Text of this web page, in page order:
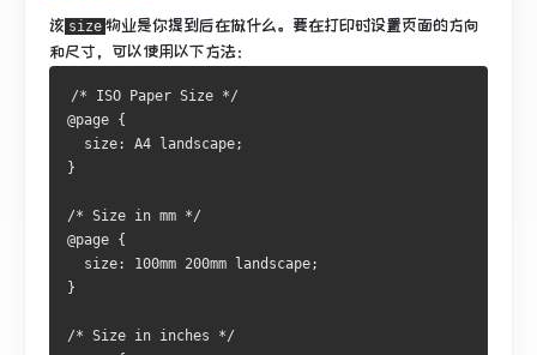
该 size 物业是你提到后在做什么。 要在打印时设置页面的方向
和尺寸，可以使用以下方法：
/* ISO Paper Size */
@page {
  size: A4 landscape;
}
/* Size in mm */
@page {
  size: 100mm 200mm landscape;
}
/* Size in inches */